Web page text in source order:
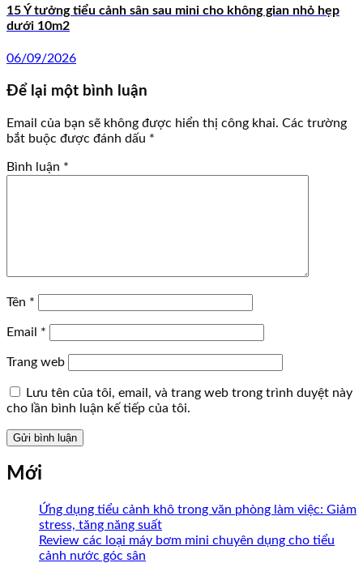
15 Ý tưởng tiểu cảnh sân sau mini cho không gian nhỏ hẹp
dưới 10m2
06/09/2026
Để lại một bình luận
Email của bạn sẽ không được hiển thị công khai. Các trường
bắt buộc được đánh dấu *
Bình luận *
Tên *
Email *
Trang web
Lưu tên của tôi, email, và trang web trong trình duyệt này
cho lần bình luận kế tiếp của tôi.
Mới
Ứng dụng tiểu cảnh khô trong văn phòng làm việc: Giảm
stress, tăng năng suất
Review các loại máy bơm mini chuyên dụng cho tiểu
cảnh nước góc sân